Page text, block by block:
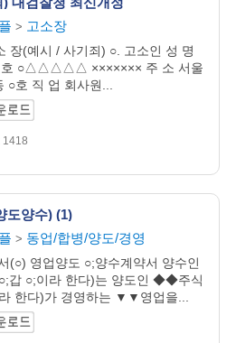
> 고소장
장(예시 / 사기죄) ○. 고소인 성 명
호 ○△△△△△ ××××××× 주 소 서울
○호 직 업 회사원...
1418
도양수) (1)
> 동업/합병/양도/경영
(○) 영업양도 ○;양수계약서 양수인
갑 ○;이라 한다)는 양도인 ◆◆주식
한다)가 경영하는 ▼▼영업을...